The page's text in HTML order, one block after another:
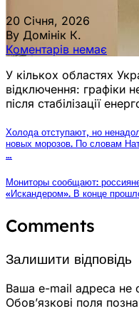
20 Січня, 2026
By Домінік К.
Коментарів немає
У кількох областях
відключення: графіки
після стабілізації
Холода отступают, но
новых морозов. По словам
…
Мониторы сообщают:
«Искандером». В конце
Comments
Залишити відповідь
Ваша e-mail адреса не
Обов’язкові поля